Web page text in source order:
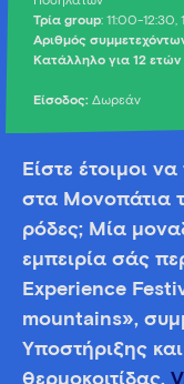
Τρία group: 11:00-
Αριθμός
Κατάλληλο για 12 ετών
Είσοδος: Δωρεάν
Είστε έτοιμοι
στα Μονοπάτια
ρόδες; Μία
εμπειρία σάς
Experience
mountains»,
Υποστήριξης
θερμοκοιτίδας,